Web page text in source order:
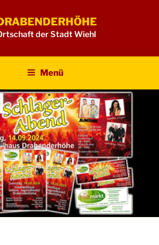
der Stadt Wiehl
Menü